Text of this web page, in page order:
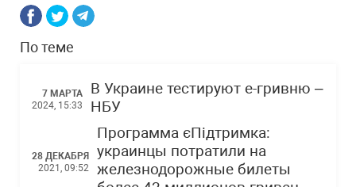
По теме
7 МАРТА
2024, 15:33
В Украине тестируют е-гривню –
НБУ
28 ДЕКАБРЯ
2021, 09:52
Программа єПідтримка:
украинцы потратили на
железнодорожные билеты